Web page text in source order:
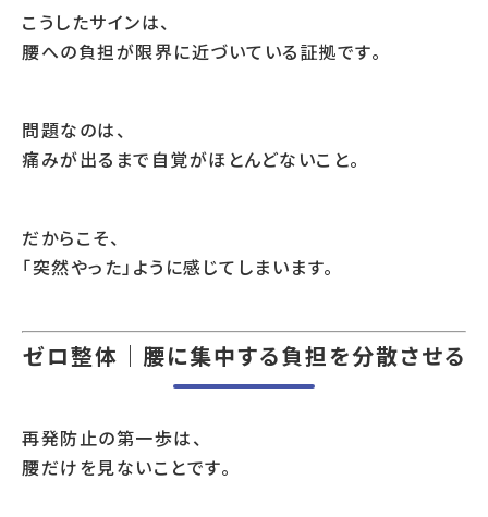
こうしたサインは、
腰への負担が限界に近づいている証拠です。
問題なのは、
痛みが出るまで自覚がほとんどないこと。
だからこそ、
「突然やった」ように感じてしまいます。
ゼロ整体｜腰に集中する負担を分散させる
再発防止の第一歩は、
腰だけを見ないことです。